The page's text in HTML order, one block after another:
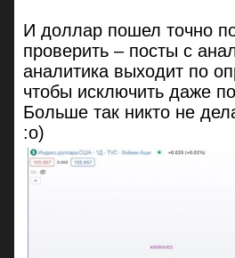
И доллар пошел точно
проверить – посты с
аналитика выходит по
чтобы исключить даже
Больше так никто не
:o)